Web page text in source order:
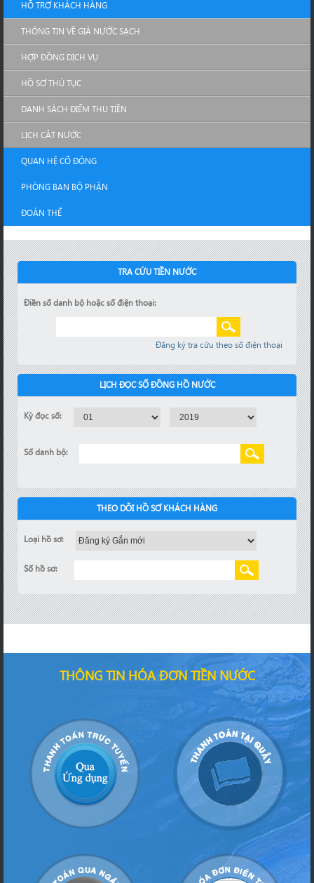
HỖ TRỢ KHÁCH HÀNG
THÔNG TIN VỀ GIÁ NƯỚC SẠCH
HỢP ĐỒNG DỊCH VỤ
HỒ SƠ THỦ TỤC
DANH SÁCH ĐIỂM THU TIỀN
LỊCH CẮT NƯỚC
QUAN HỆ CỔ ĐÔNG
PHÒNG BAN BỘ PHẬN
ĐOÀN THỂ
TRA CỨU TIỀN NƯỚC
Điền số danh bộ hoặc số điện thoại:
Đăng ký tra cứu theo số điện thoại
LỊCH ĐỌC SỐ ĐỒNG HỒ NƯỚC
Kỳ đọc số:
Số danh bộ:
THEO DÕI HỒ SƠ KHÁCH HÀNG
Loại hồ sơ:
Số hồ sơ:
THÔNG TIN HÓA ĐƠN TIỀN NƯỚC